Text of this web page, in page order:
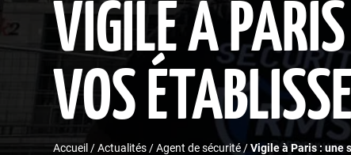
VIGILE À PARIS
VOS
Accueil /Actualités /Agent de sécurité /Vigile à Paris : une